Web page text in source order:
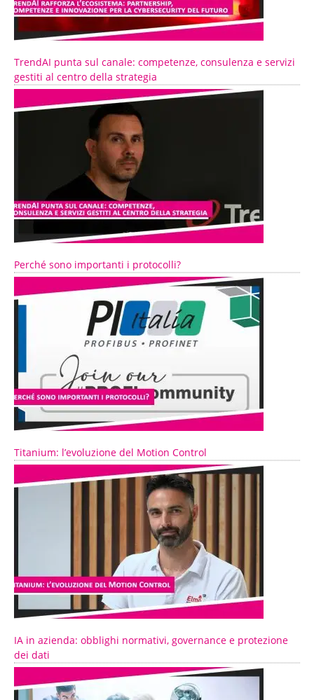
TrendAI punta sul canale: competenze, consulenza e servizi
gestiti al centro della strategia
Perché sono importanti i protocolli?
Titanium: l’evoluzione del Motion Control
IA in azienda: obblighi normativi, governance e protezione
dei dati